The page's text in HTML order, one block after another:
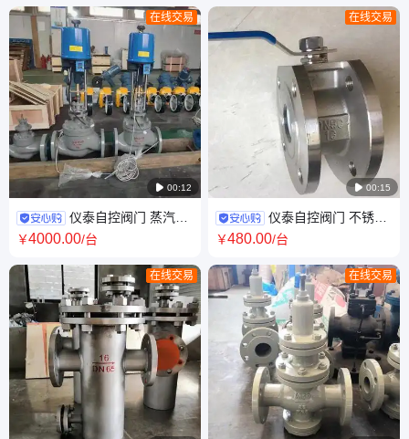
 00:12
在线交易
仪泰自控阀门 蒸汽用
温度调节 电动温控阀 ZZWEP
￥4000.00/台
在线交易
 00:15
在线交易
仪泰自控阀门 不锈钢
材质 对夹式 薄型球阀 Q71F
￥480.00/台
在线交易